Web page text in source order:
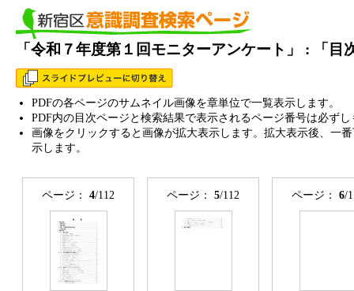
「令和７年度第１回モニターアンケート」 : 「
PDFの各ページのサムネイル画像を章単位で一覧表示します。
PDF内の目次ページと検索結果で表示されるページ番号は必ず
画像をクリックすると画像が拡大表示します。拡大表示後、一
示します。
ページ： 4/112 ページ： 5/112 ページ： 6/